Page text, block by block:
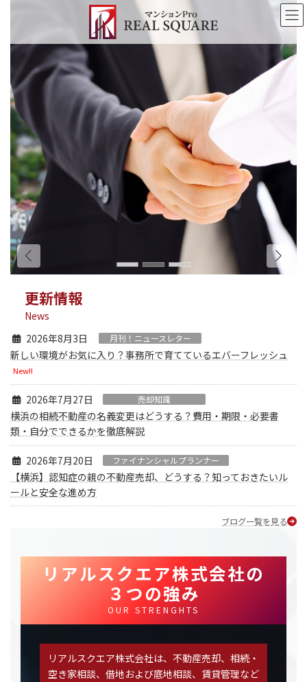
更新情報
News
2026年8月3日
月刊！ニュースレター
新しい環境がお気に入り？事務所で育てているエバーフレッシュ
New!!
2026年7月27日 売却知識
横浜の相続不動産の名義変更はどうする？費用・期限・必要書
類・自分でできるかを徹底解説
2026年7月20日 ファイナンシャルプランナー
【横浜】認知症の親の不動産売却、どうする？知っておきたいル
ールと安全な進め方
ブログ一覧を見る
リアルスクエア株式会社の
３つの強み
OUR STRENGHTS
リアルスクエア株式会社は、不動産売却、相続・
空き家相談、借地および底地相談、賃貸管理など